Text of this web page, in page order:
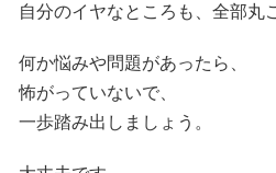
自分のイヤなところも、全部丸
何か悩みや問題があったら、
怖がっていないで、
一歩踏み出しましょう。